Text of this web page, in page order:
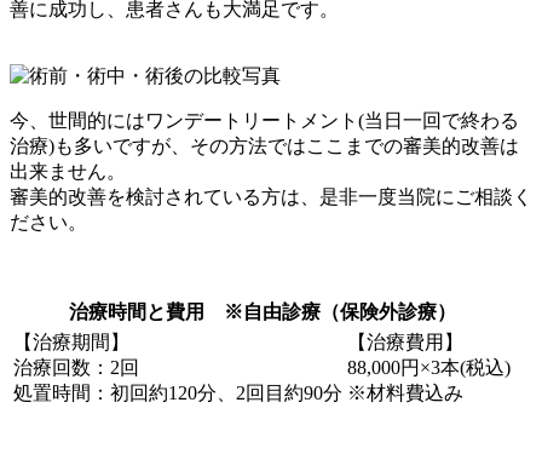
善に成功し、患者さんも大満足です。
今、世間的にはワンデートリートメント(当日一回で終わる
治療)も多いですが、その方法ではここまでの審美的改善は
出来ません。
審美的改善を検討されている方は、是非一度当院にご相談く
ださい。
治療時間と費用 ※自由診療（保険外診療）
【治療期間】
治療回数：2回
処置時間：初回約120分、2回目約90分
【治療費用】
88,000円×3本(税込)
※材料費込み